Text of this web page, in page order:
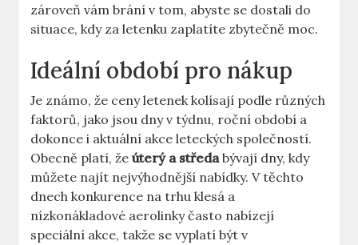
zároveň vám brání v tom, abyste se dostali do
situace, kdy za letenku zaplatíte zbytečně moc.
Ideální období pro nákup
Je známo, že ceny letenek kolísají podle různých
faktorů, jako jsou dny v týdnu, roční období a
dokonce i aktuální akce leteckých společností.
Obecně platí, žeúterý a středabývají dny, kdy
můžete najít nejvýhodnější nabídky. V těchto
dnech konkurence na trhu klesá a
nízkonákladové aerolinky často nabízejí
speciální akce, takže se vyplatí být v